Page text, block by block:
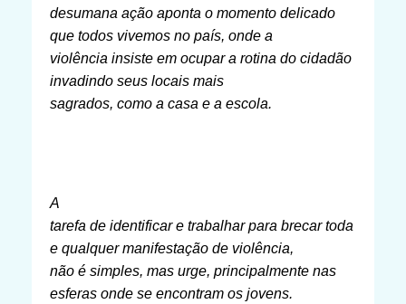
desumana ação aponta o momento delicado
que todos vivemos no país, onde a
violência insiste em ocupar a rotina do cidadão
invadindo seus locais mais
sagrados, como a casa e a escola.
A
tarefa de identificar e trabalhar para brecar toda
e qualquer manifestação de violência,
não é simples, mas urge, principalmente nas
esferas onde se encontram os jovens.